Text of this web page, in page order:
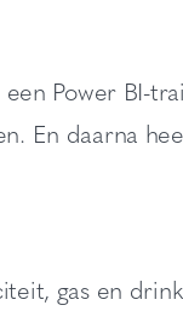
Power BI-
En daarna
gas en